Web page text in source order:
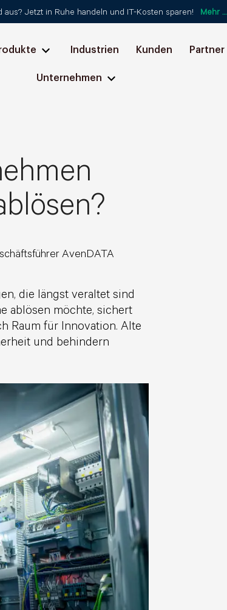
aus? Jetzt in Ruhe handeln und IT-Kosten sparen! Mehr …
Industrien Kunden Partner
Unternehmen
AvenDATA
die längst veraltet sind
ablösen möchte, sichert
Raum für Innovation. Alte
und behindern